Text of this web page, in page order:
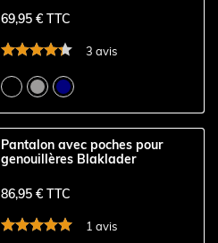
69,95 € TTC
3 avis
Pantalon avec poches pour
genouillères Blaklader
86,95 € TTC
1 avis